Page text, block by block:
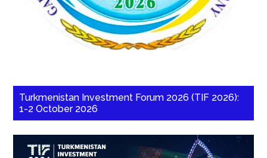
Turkmenistan Investment Forum 2026 (TIF 2026):
1-2 October 2026